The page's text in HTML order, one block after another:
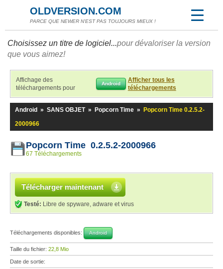
OLDVERSION.COM
PARCE QUE NEWER N'EST PAS TOUJOURS MIEUX !
Choisissez un titre de logiciel...pour dévaloriser la version
que vous aimez!
Affichage des
téléchargements pour
Android
Afficher tous les
téléchargements
Android » SANS OBJET » Popcorn Time »
Popcorn Time 0.2.5.2-
2000966
Popcorn Time 0.2.5.2-2000966
67 Téléchargements
Télécharger maintenant
Testé: Libre de spyware, adware et virus
Téléchargements disponibles: Android
Taille du fichier: 22,8 Mio
Date de sortie: